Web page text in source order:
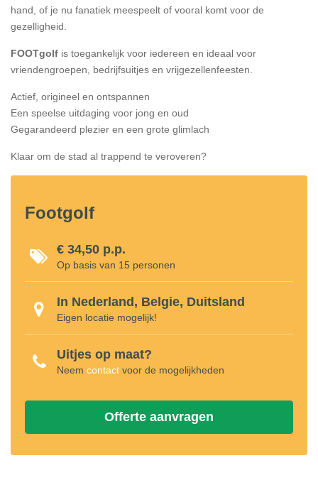
hand, of je nu fanatiek meespeelt of vooral komt voor de
gezelligheid.
FOOTgolf is toegankelijk voor iedereen en ideaal voor
vriendengroepen, bedrijfsuitjes en vrijgezellenfeesten.
Actief, origineel en ontspannen
Een speelse uitdaging voor jong en oud
Gegarandeerd plezier en een grote glimlach
Klaar om de stad al trappend te veroveren?
Footgolf
€ 34,50 p.p.
Op basis van 15 personen
In Nederland, Belgie, Duitsland
Eigen locatie mogelijk!
Uitjes op maat?
Neem contact voor de mogelijkheden
Offerte aanvragen